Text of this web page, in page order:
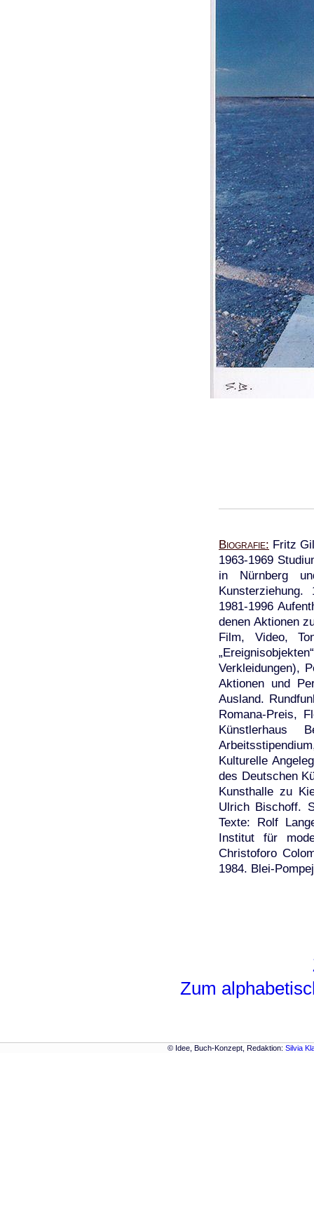
Biografie Fritz
1963-1969
in Nürnberg
1981-1996
denen Aktionen
Film, Video,
Verkleidungen),
Aktionen und
Ausland.
Romana-Preis,
Künstlerhaus
Kulturelle
des Deutschen
Kunsthalle zu
Ulrich Bischoff.
Texte: Rolf
Institut für
Christoforo
1984. Blei-
Zum